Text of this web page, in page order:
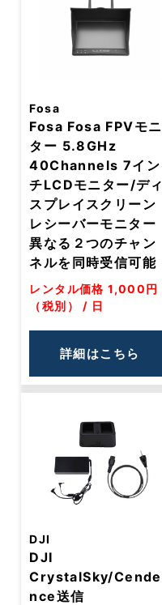
Fosa
Fosa Fosa FPVモニ
ター 5.8GHz
40Channels 7イン
チLCDモニター/ディ
スプレイスクリーン
レシーバーモニター
異なる２つのチャン
ネルを同時受信可能
レンタル価格 1,000円
（税別） / 日
詳細はこちら
DJI
DJI
CrystalSky/Cende
nce送信